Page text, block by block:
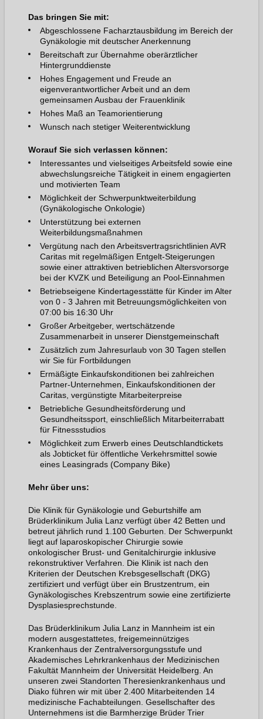
Das bringen Sie mit:
Abgeschlossene Facharztausbildung im Bereich der
Gynäkologie mit deutscher Anerkennung
Bereitschaft zur Übernahme oberärztlicher
Hintergrunddienste
Hohes Engagement und Freude an
eigenverantwortlicher Arbeit und an dem
gemeinsamen Ausbau der Frauenklinik
Hohes Maß an Teamorientierung
Wunsch nach stetiger Weiterentwicklung
Worauf Sie sich verlassen können:
Interessantes und vielseitiges Arbeitsfeld sowie eine
abwechslungsreiche Tätigkeit in einem engagierten
und motivierten Team
Möglichkeit der Schwerpunktweiterbildung
(Gynäkologische Onkologie)
Unterstützung bei externen
Weiterbildungsmaßnahmen
Vergütung nach den Arbeitsvertragsrichtlinien AVR
Caritas mit regelmäßigen Entgelt-Steigerungen
sowie einer attraktiven betrieblichen Altersvorsorge
bei der KVZK und Beteiligung an Pool-Einnahmen
Betriebseigene Kindertagesstätte für Kinder im Alter
von 0 - 3 Jahren mit Betreuungsmöglichkeiten von
07:00 bis 16:30 Uhr
Großer Arbeitgeber, wertschätzende
Zusammenarbeit in unserer Dienstgemeinschaft
Zusätzlich zum Jahresurlaub von 30 Tagen stellen
wir Sie für Fortbildungen
Ermäßigte Einkaufskonditionen bei zahlreichen
Partner-Unternehmen, Einkaufskonditionen der
Caritas, vergünstigte Mitarbeiterpreise
Betriebliche Gesundheitsförderung und
Gesundheitssport, einschließlich Mitarbeiterrabatt
für Fitnessstudios
Möglichkeit zum Erwerb eines Deutschlandtickets
als Jobticket für öffentliche Verkehrsmittel sowie
eines Leasingrads (Company Bike)
Mehr über uns:
Die Klinik für Gynäkologie und Geburtshilfe am
Brüderklinikum Julia Lanz verfügt über 42 Betten und
betreut jährlich rund 1.100 Geburten. Der Schwerpunkt
liegt auf laparoskopischer Chirurgie sowie
onkologischer Brust- und Genitalchirurgie inklusive
rekonstruktiver Verfahren. Die Klinik ist nach den
Kriterien der Deutschen Krebsgesellschaft (DKG)
zertifiziert und verfügt über ein Brustzentrum, ein
Gynäkologisches Krebszentrum sowie eine zertifizierte
Dysplasiesprechstunde.
Das Brüderklinikum Julia Lanz in Mannheim ist ein
modern ausgestattetes, freigemeinnütziges
Krankenhaus der Zentralversorgungsstufe und
Akademisches Lehrkrankenhaus der Medizinischen
Fakultät Mannheim der Universität Heidelberg. An
unseren zwei Standorten Theresienkrankenhaus und
Diako führen wir mit über 2.400 Mitarbeitenden 14
medizinische Fachabteilungen. Gesellschafter des
Unternehmens ist die Barmherzige Brüder Trier